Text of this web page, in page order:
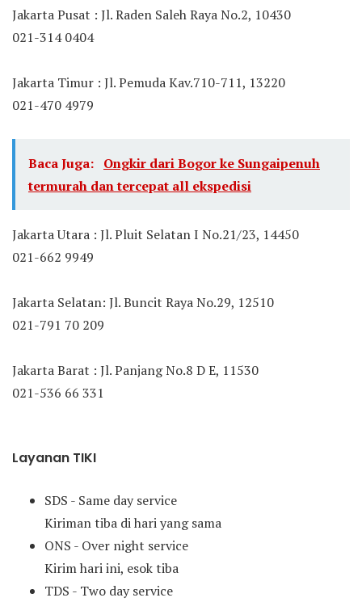
Jakarta Pusat : Jl. Raden Saleh Raya No.2, 10430
021-314 0404
Jakarta Timur : Jl. Pemuda Kav.710-711, 13220
021-470 4979
Baca Juga: Ongkir dari Bogor ke Sungaipenuh
termurah dan tercepat all ekspedisi
Jakarta Utara : Jl. Pluit Selatan I No.21/23, 14450
021-662 9949
Jakarta Selatan: Jl. Buncit Raya No.29, 12510
021-791 70 209
Jakarta Barat : Jl. Panjang No.8 D E, 11530
021-536 66 331
Layanan TIKI
SDS - Same day service
Kiriman tiba di hari yang sama
ONS - Over night service
Kirim hari ini, esok tiba
TDS - Two day service